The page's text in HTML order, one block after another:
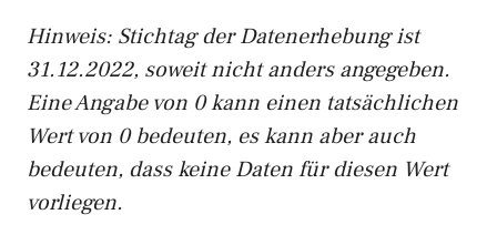
Hinweis: Stichtag der Datenerhebung ist
31.12.2022, soweit nicht anders angegeben.
Eine Angabe von 0 kann einen tatsächlichen
Wert von 0 bedeuten, es kann aber auch
bedeuten, dass keine Daten für diesen Wert
vorliegen.